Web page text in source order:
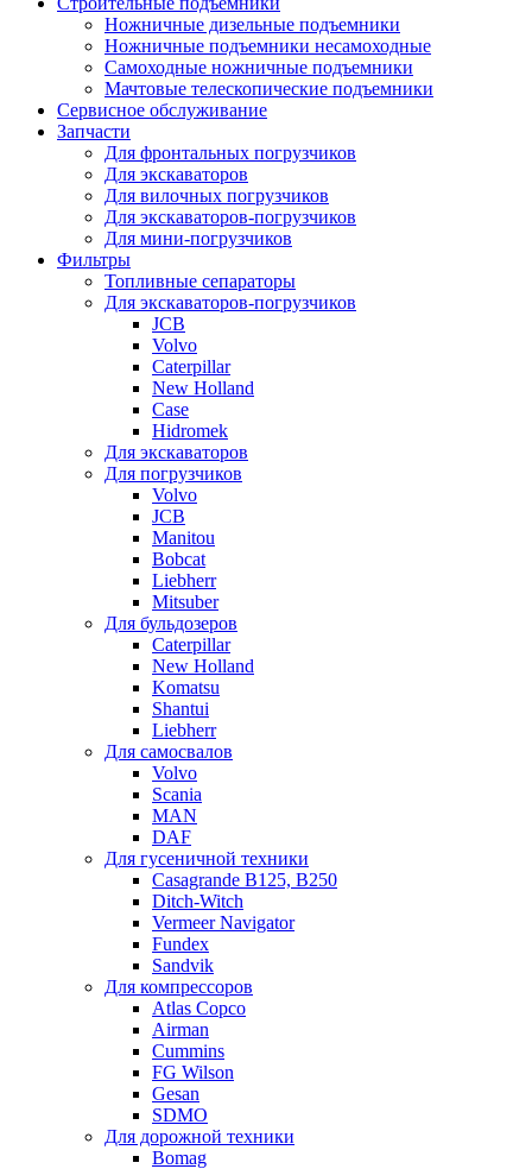
Ножничные дизельные подъемники
Ножничные подъемники несамоходные
Самоходные ножничные подъемники
Мачтовые телескопические подъемники
Сервисное обслуживание
Запчасти
Для фронтальных погрузчиков
Для экскаваторов
Для вилочных погрузчиков
Для экскаваторов-погрузчиков
Для мини-погрузчиков
Фильтры
Топливные сепараторы
Для экскаваторов-погрузчиков
JCB
Volvo
Caterpillar
New Holland
Case
Hidromek
Для экскаваторов
Для погрузчиков
Volvo
JCB
Manitou
Bobcat
Liebherr
Mitsuber
Для бульдозеров
Caterpillar
New Holland
Komatsu
Shantui
Liebherr
Для самосвалов
Volvo
Scania
MAN
DAF
Для гусеничной техники
Casagrande B125, B250
Ditch-Witch
Vermeer Navigator
Fundex
Sandvik
Для компрессоров
Atlas Copco
Airman
Cummins
FG Wilson
Gesan
SDMO
Для дорожной техники
Bomag